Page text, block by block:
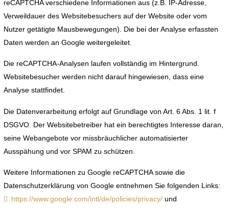
reCAPTCHA verschiedene Informationen aus (z.B. IP-Adresse,
Verweildauer des Websitebesuchers auf der Website oder vom
Nutzer getätigte Mausbewegungen). Die bei der Analyse erfassten
Daten werden an Google weitergeleitet.
Die reCAPTCHA-Analysen laufen vollständig im Hintergrund.
Websitebesucher werden nicht darauf hingewiesen, dass eine
Analyse stattfindet.
Die Datenverarbeitung erfolgt auf Grundlage von Art. 6 Abs. 1 lit. f
DSGVO. Der Websitebetreiber hat ein berechtigtes Interesse daran,
seine Webangebote vor missbräuchlicher automatisierter
Ausspähung und vor SPAM zu schützen.
Weitere Informationen zu Google reCAPTCHA sowie die
Datenschutzerklärung von Google entnehmen Sie folgenden Links:
https://www.google.com/intl/de/policies/privacy/ und